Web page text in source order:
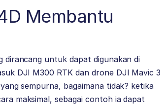
Membantu
dirancang untuk dapat digunakan di
DJI M300 RTK dan drone DJI Mavic 3
sempurna, bagaimana tidak? ketika
maksimal, sebagai contoh ia dapat